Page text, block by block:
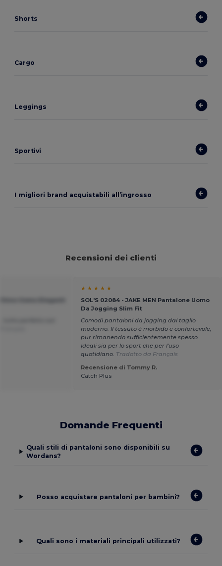
Shorts
Cargo
Leggings
Sportivi
I migliori brand acquistabili all’ingrosso
Recensioni dei clienti
★ ★ ★ ★ ★
SOL'S 02084 - JAKE MEN Pantalone Uomo
Da Jogging Slim Fit
Comodi pantaloni da jogging dal taglio
moderno. Il tessuto è morbido e confortevole,
pur rimanendo sufficientemente spesso.
Ideali sia per lo sport che per l'uso
quotidiano. Tradotto da Français
Recensione di Tommy R.
Catch Plus
Domande Frequenti
Quali stili di pantaloni sono disponibili su
Wordans?
Posso acquistare pantaloni per bambini?
Quali sono i materiali principali utilizzati?